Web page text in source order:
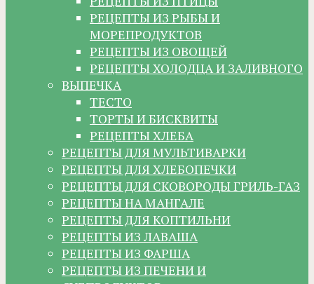
РЕЦЕПТЫ ИЗ РЫБЫ И
МОРЕПРОДУКТОВ
РЕЦЕПТЫ ИЗ ОВОЩЕЙ
РЕЦЕПТЫ ХОЛОДЦА И ЗАЛИВНОГО
ВЫПЕЧКА
ТЕСТО
ТОРТЫ И БИСКВИТЫ
РЕЦЕПТЫ ХЛЕБА
РЕЦЕПТЫ ДЛЯ МУЛЬТИВАРКИ
РЕЦЕПТЫ ДЛЯ ХЛЕБОПЕЧКИ
РЕЦЕПТЫ ДЛЯ СКОВОРОДЫ ГРИЛЬ-ГАЗ
РЕЦЕПТЫ НА МАНГАЛЕ
РЕЦЕПТЫ ДЛЯ КОПТИЛЬНИ
РЕЦЕПТЫ ИЗ ЛАВАША
РЕЦЕПТЫ ИЗ ФАРША
РЕЦЕПТЫ ИЗ ПЕЧЕНИ И